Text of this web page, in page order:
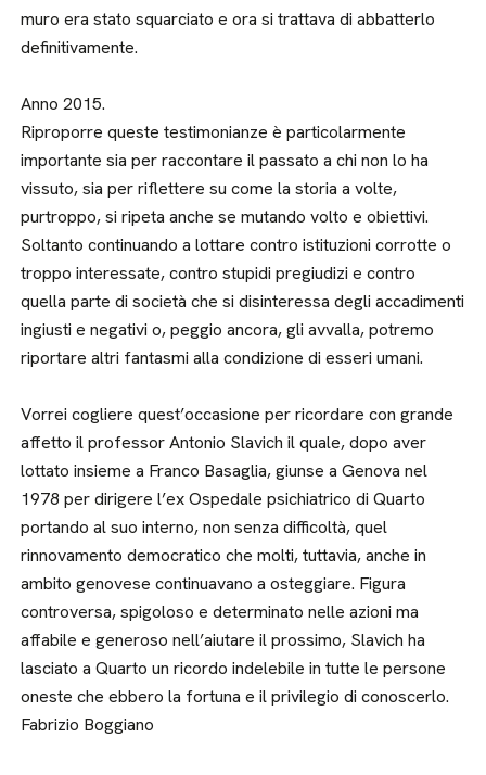
muro era stato squarciato e ora si trattava di abbatterlo
definitivamente.
Anno 2015.
Riproporre queste testimonianze è particolarmente
importante sia per raccontare il passato a chi non lo ha
vissuto, sia per riflettere su come la storia a volte,
purtroppo, si ripeta anche se mutando volto e obiettivi.
Soltanto continuando a lottare contro istituzioni corrotte o
troppo interessate, contro stupidi pregiudizi e contro
quella parte di società che si disinteressa degli accadimenti
ingiusti e negativi o, peggio ancora, gli avvalla, potremo
riportare altri fantasmi alla condizione di esseri umani.
Vorrei cogliere quest’occasione per ricordare con grande
affetto il professor Antonio Slavich il quale, dopo aver
lottato insieme a Franco Basaglia, giunse a Genova nel
1978 per dirigere l’ex Ospedale psichiatrico di Quarto
portando al suo interno, non senza difficoltà, quel
rinnovamento democratico che molti, tuttavia, anche in
ambito genovese continuavano a osteggiare. Figura
controversa, spigoloso e determinato nelle azioni ma
affabile e generoso nell’aiutare il prossimo, Slavich ha
lasciato a Quarto un ricordo indelebile in tutte le persone
oneste che ebbero la fortuna e il privilegio di conoscerlo.
Fabrizio Boggiano